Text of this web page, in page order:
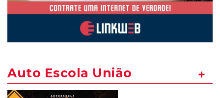
Auto Escola União